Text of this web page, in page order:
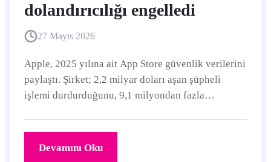
dolandırıcılığı engelledi
27 Mayıs 2026
Apple, 2025 yılına ait App Store güvenlik verilerini
paylaştı. Şirket; 2,2 milyar doları aşan şüpheli
işlemi durdurduğunu, 9,1 milyondan fazla
Devamını Oku